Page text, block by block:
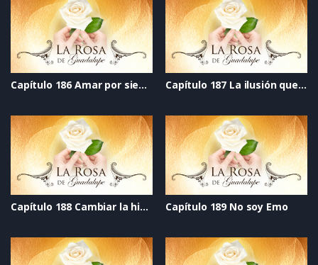
Capítulo 186 Amar por siempre_ Parte 2 Capítulo 187 La ilusión que vive al lado
Capítulo 188 Cambiar la historia Capítulo 189 No soy Emo